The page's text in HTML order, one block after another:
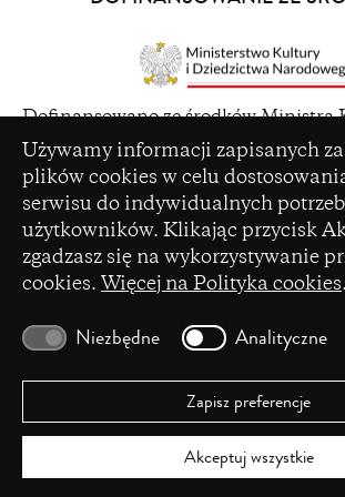
Ustawienia plików cookie
Używamy informacji zapisanych
plików cookies w celu
serwisu do indywidualnych potrzeb
użytkowników. Klikając przycisk
zgadzasz się na wykorzystywanie
cookies. Więcej na Polityka cookies.
Niezbędne Analityczne
Zapisz preferencje
Akceptuj wszystkie
a
new
window)
Dofinansowano ze środków Ministra
Dziedzictwa Narodowego
Promocji Kultury – państwowego
(opens
a
Ministerstwa Nauki i Szkolnictwa
podstawie umowy Nr 86/WCN/
lipca 2019 r. z pomocy przyznanej w
programu „Wsparcie dla czasopism